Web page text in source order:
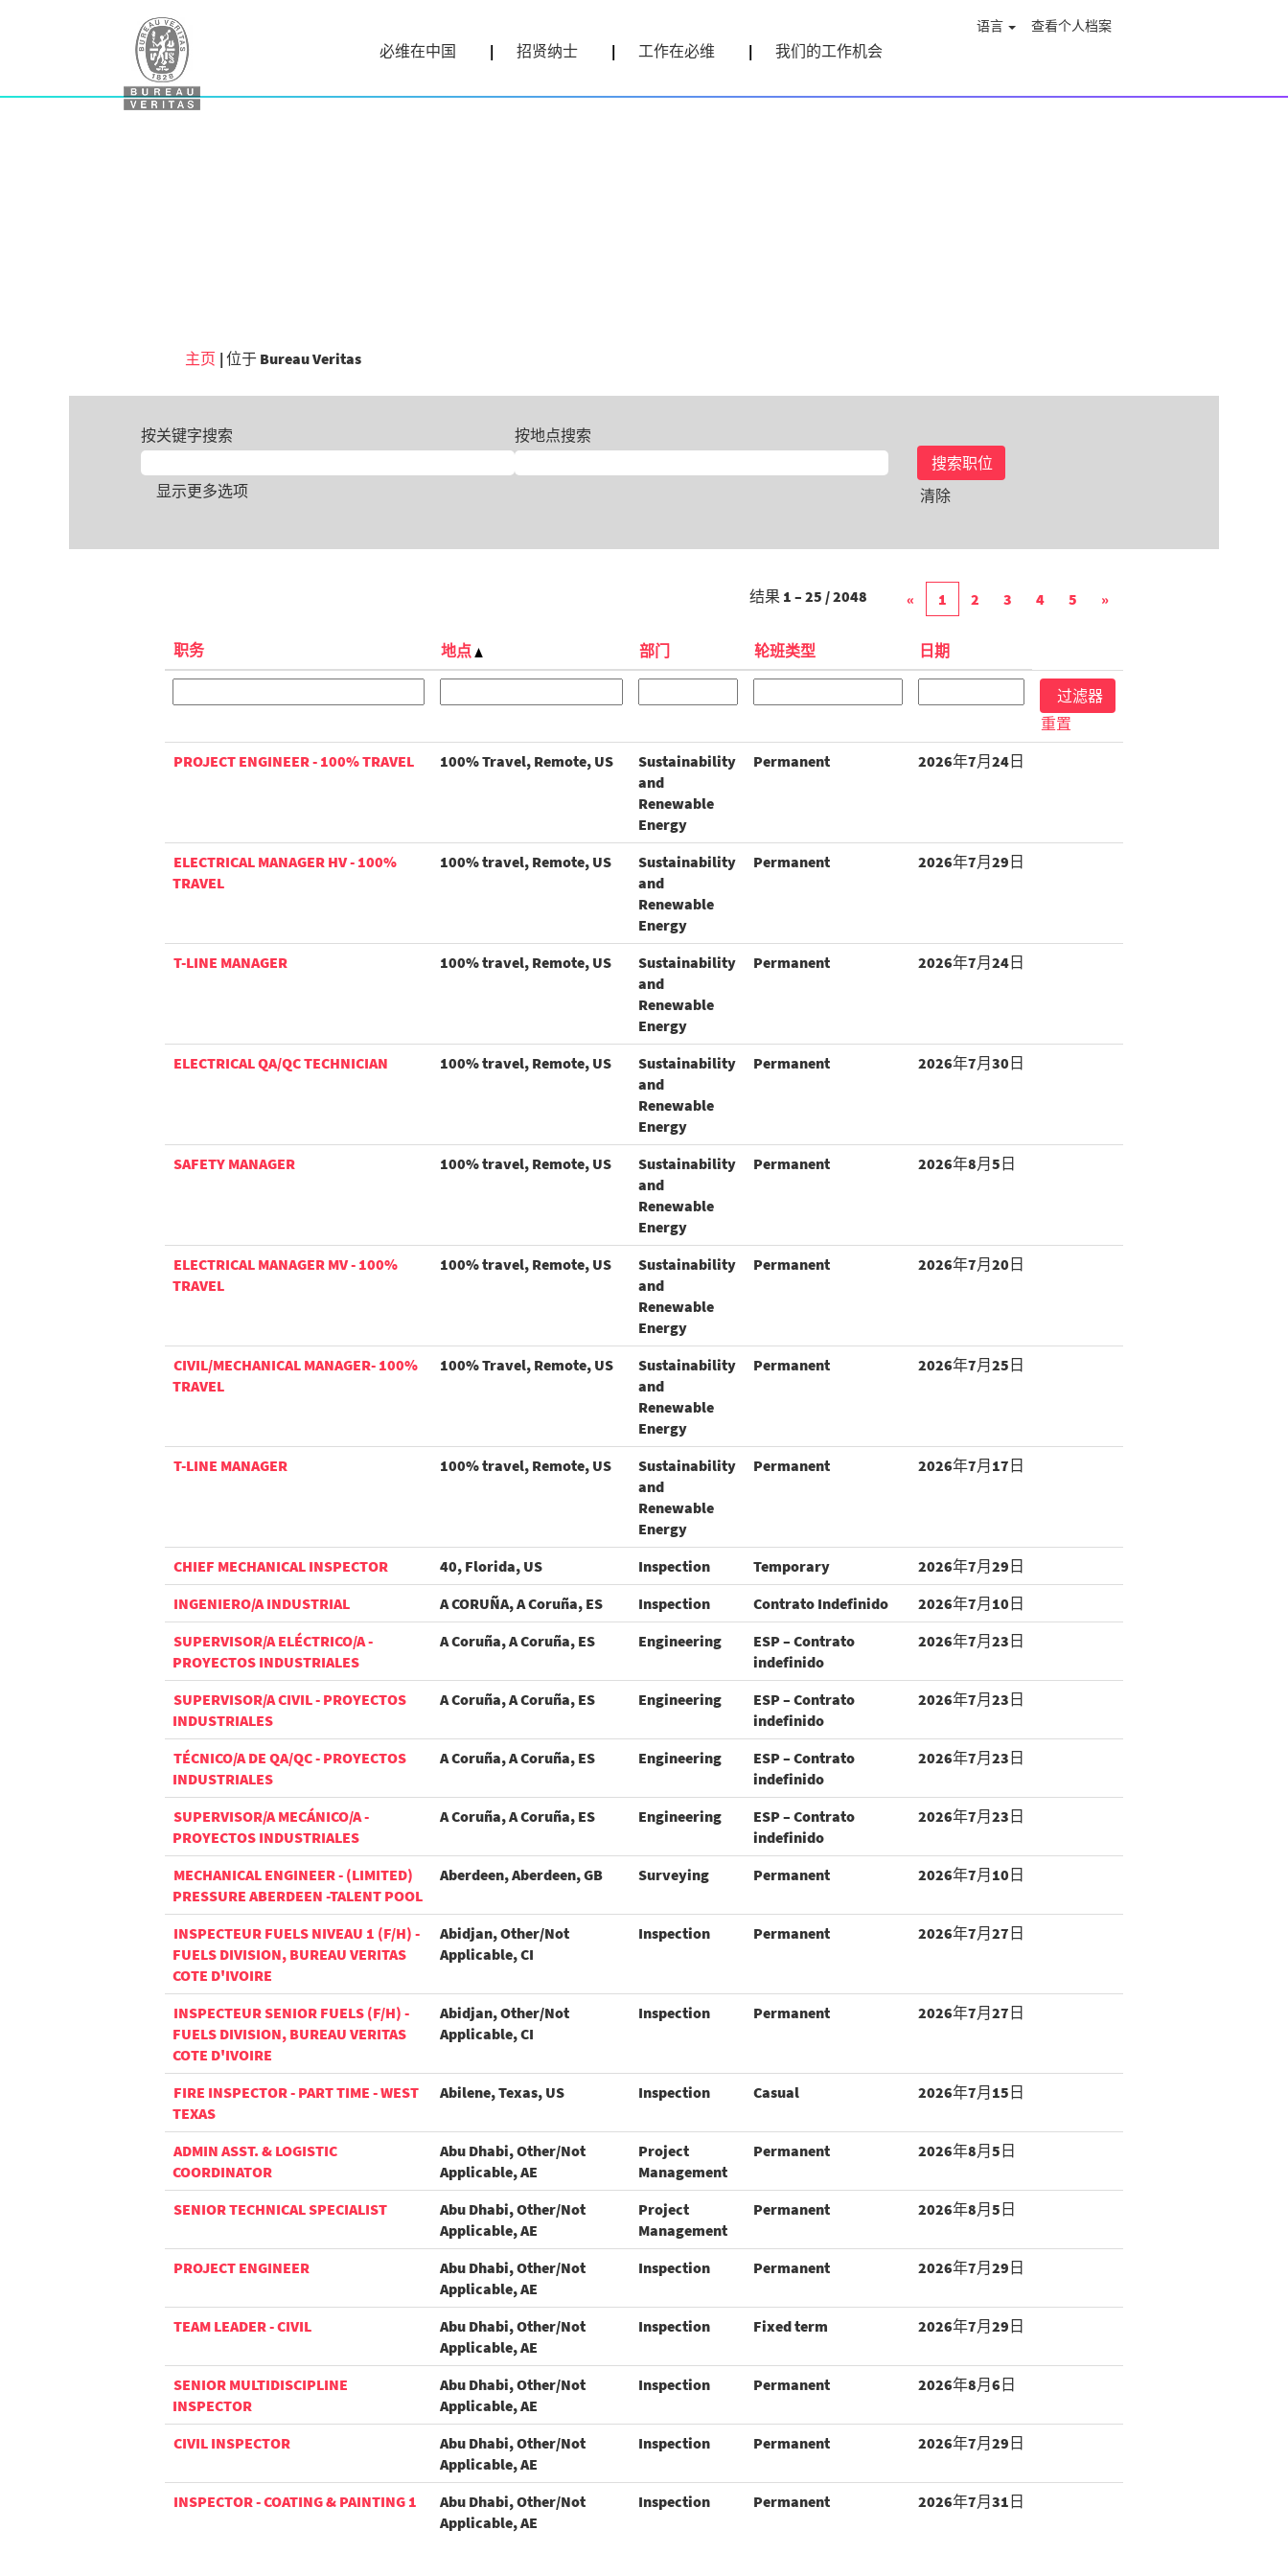
必维在中国 招贤纳士 工作在必维 我们的工作机会
语言 查看个人档案
主页 | 位于 Bureau Veritas（当
页
按关键字搜索 按地点搜索
显示更多选项 清除
结果 1 – 25 /2048 « 1 2 3 4 5 »
职务 地点 部门 轮班类型 日期
重置
PROJECT ENGINEER - 100% TRAVEL
100% Travel, Remote, US
Sustainability
and
Renewable
Energy
Permanent 2026年7月24日
ELECTRICAL MANAGER HV - 100%
TRAVEL
100% travel, Remote, US
Sustainability
and
Renewable
Energy
Permanent 2026年7月29日
T-LINE MANAGER 100% travel, Remote, US
Sustainability
and
Renewable
Energy
Permanent 2026年7月24日
ELECTRICAL QA/QC TECHNICIAN 100% travel, Remote, US
Sustainability
and
Renewable
Energy
Permanent 2026年7月30日
SAFETY MANAGER 100% travel, Remote, US
Sustainability
and
Renewable
Energy
Permanent 2026年8月5日
ELECTRICAL MANAGER MV - 100%
TRAVEL
100% travel, Remote, US
Sustainability
and
Renewable
Energy
Permanent 2026年7月20日
CIVIL/MECHANICAL MANAGER- 100%
TRAVEL
100% Travel, Remote, US
Sustainability
and
Renewable
Energy
Permanent 2026年7月25日
T-LINE MANAGER 100% travel, Remote, US
Sustainability
and
Renewable
Energy
Permanent 2026年7月17日
CHIEF MECHANICAL INSPECTOR 40, Florida, US Inspection Temporary
2026年7月29日
INGENIERO/A INDUSTRIAL
A CORUÑA, A Coruña, ES Inspection Contrato Indefinido
2026年7月10日
SUPERVISOR/A ELÉCTRICO/A -
PROYECTOS INDUSTRIALES
A Coruña, A Coruña, ES Engineering
ESP – Contrato
indefinido
2026年7月23日
SUPERVISOR/A CIVIL - PROYECTOS
INDUSTRIALES
A Coruña, A Coruña, ES Engineering
ESP – Contrato
indefinido
2026年7月23日
TÉCNICO/A DE QA/QC - PROYECTOS
INDUSTRIALES
A Coruña, A Coruña, ES Engineering
ESP – Contrato
indefinido
2026年7月23日
SUPERVISOR/A MECÁNICO/A -
PROYECTOS INDUSTRIALES
A Coruña, A Coruña, ES Engineering
ESP – Contrato
indefinido
2026年7月23日
MECHANICAL ENGINEER - (LIMITED)
PRESSURE ABERDEEN -TALENT POOL
Aberdeen, Aberdeen, GB Surveying Permanent 2026年7月10日
INSPECTEUR FUELS NIVEAU 1 (F/H) -
FUELS DIVISION, BUREAU VERITAS
COTE D'IVOIRE
Abidjan, Other/Not
Applicable, CI
Inspection Permanent 2026年7月27日
INSPECTEUR SENIOR FUELS (F/H) -
FUELS DIVISION, BUREAU VERITAS
COTE D'IVOIRE
Abidjan, Other/Not
Applicable, CI
Inspection Permanent 2026年7月27日
FIRE INSPECTOR - PART TIME - WEST
TEXAS
Abilene, Texas, US Inspection Casual 2026年7月15日
ADMIN ASST. & LOGISTIC
COORDINATOR
Abu Dhabi, Other/Not
Applicable, AE
Project
Management
Permanent 2026年8月5日
SENIOR TECHNICAL SPECIALIST
Abu Dhabi, Other/Not
Applicable, AE
Project
Management
Permanent 2026年8月5日
PROJECT ENGINEER
Abu Dhabi, Other/Not
Applicable, AE
Inspection Permanent 2026年7月29日
TEAM LEADER - CIVIL
Abu Dhabi, Other/Not
Applicable, AE
Inspection Fixed term 2026年7月29日
SENIOR MULTIDISCIPLINE
INSPECTOR
Abu Dhabi, Other/Not
Applicable, AE
Inspection Permanent 2026年8月6日
CIVIL INSPECTOR
Abu Dhabi, Other/Not
Applicable, AE
Inspection Permanent 2026年7月29日
INSPECTOR - COATING & PAINTING 1
Abu Dhabi, Other/Not
Applicable, AE
Inspection Permanent 2026年7月31日